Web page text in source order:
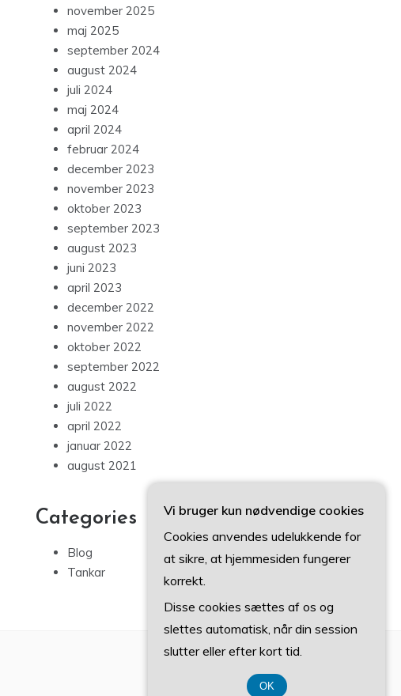
november 2025
maj 2025
september 2024
august 2024
juli 2024
maj 2024
april 2024
februar 2024
december 2023
november 2023
oktober 2023
september 2023
august 2023
juni 2023
april 2023
december 2022
november 2022
oktober 2022
september 2022
august 2022
juli 2022
april 2022
januar 2022
august 2021
Categories
Blog
Tankar
Vi bruger kun nødvendige cookies
Cookies anvendes udelukkende for
at sikre, at hjemmesiden fungerer
korrekt.
Disse cookies sættes af os og
slettes automatisk, når din session
slutter eller efter kort tid.
OK